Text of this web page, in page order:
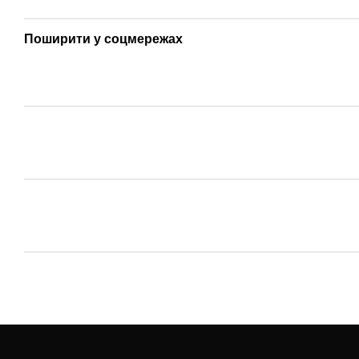
Поширити у соцмережах